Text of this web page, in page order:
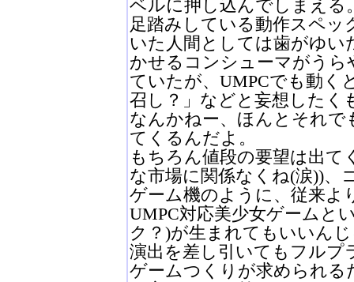
ベルに押し込んでしまえる
足踏みしている動作スペ
いた人間としては歯がゆ
かせるコンシューマがう
ていたが、UMPCでも動く
召し？」などと妄想したく
なんかねー、ほんとそれ
てくるんだよ。
もちろん値段の要望は出
な市場に関係なくね(涙))、
ゲーム機のように、従来よ
UMPC対応美少女ゲームと
ク？)が生まれてもいいん
演出を差し引いてもフルプ
ゲームつくりが求められる